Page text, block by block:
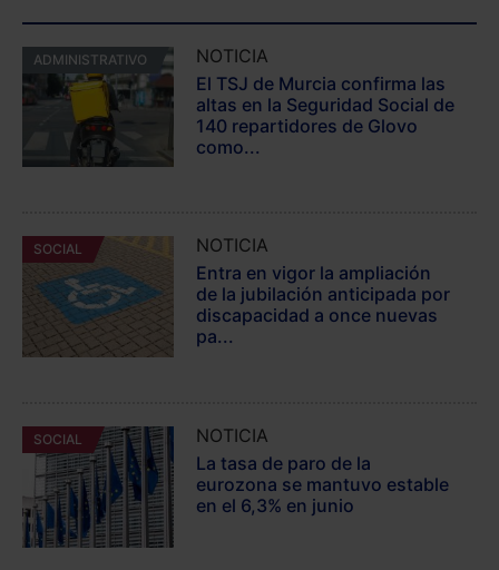
ADMINISTRATIVO
NOTICIA
El TSJ de Murcia confirma las
altas en la Seguridad Social de
140 repartidores de Glovo
como...
SOCIAL
NOTICIA
Entra en vigor la ampliación
de la jubilación anticipada por
discapacidad a once nuevas
pa...
SOCIAL
NOTICIA
La tasa de paro de la
eurozona se mantuvo estable
en el 6,3% en junio